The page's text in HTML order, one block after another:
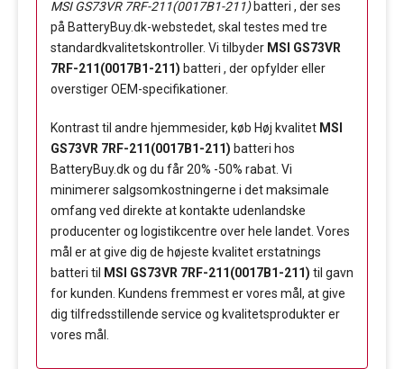
MSI GS73VR 7RF-211(0017B1-211)batteri , der ses
på BatteryBuy.dk-webstedet, skal testes med tre
standardkvalitetskontroller. Vi tilbyder MSI GS73VR
7RF-211(0017B1-211) batteri , der opfylder eller
overstiger OEM-specifikationer.
Kontrast til andre hjemmesider, køb Høj kvalitet MSI
GS73VR 7RF-211(0017B1-211) batteri hos
BatteryBuy.dk og du får 20% -50% rabat. Vi
minimerer salgsomkostningerne i det maksimale
omfang ved direkte at kontakte udenlandske
producenter og logistikcentre over hele landet. Vores
mål er at give dig de højeste kvalitet erstatnings
batteri til
MSI GS73VR 7RF-211(0017B1-211) til gavn
for kunden. Kundens fremmest er vores mål, at give
dig tilfredsstillende service og kvalitetsprodukter er
vores mål.